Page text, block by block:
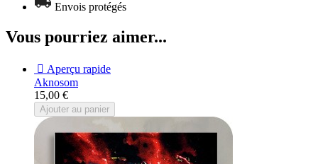
Envois protégés
Vous pourriez aimer...
 Aperçu rapide
Aknosom
15,00 €
Ajouter au panier